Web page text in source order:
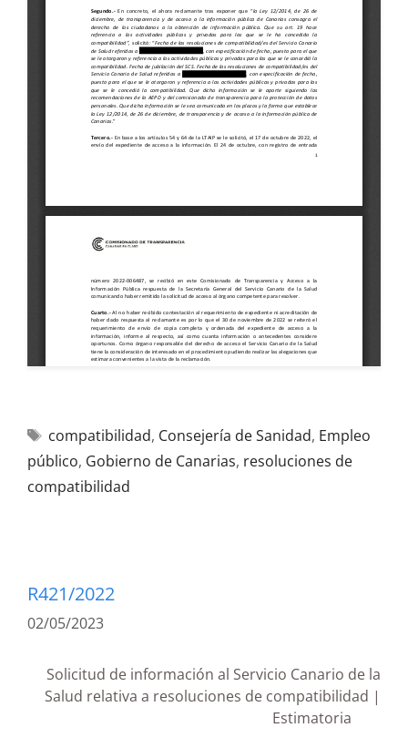
compatibilidad, Consejería de Sanidad, Empleo
público, Gobierno de Canarias, resoluciones de
compatibilidad
R421/2022
02/05/2023
Solicitud de información al Servicio Canario de la
Salud relativa a resoluciones de compatibilidad |
Estimatoria